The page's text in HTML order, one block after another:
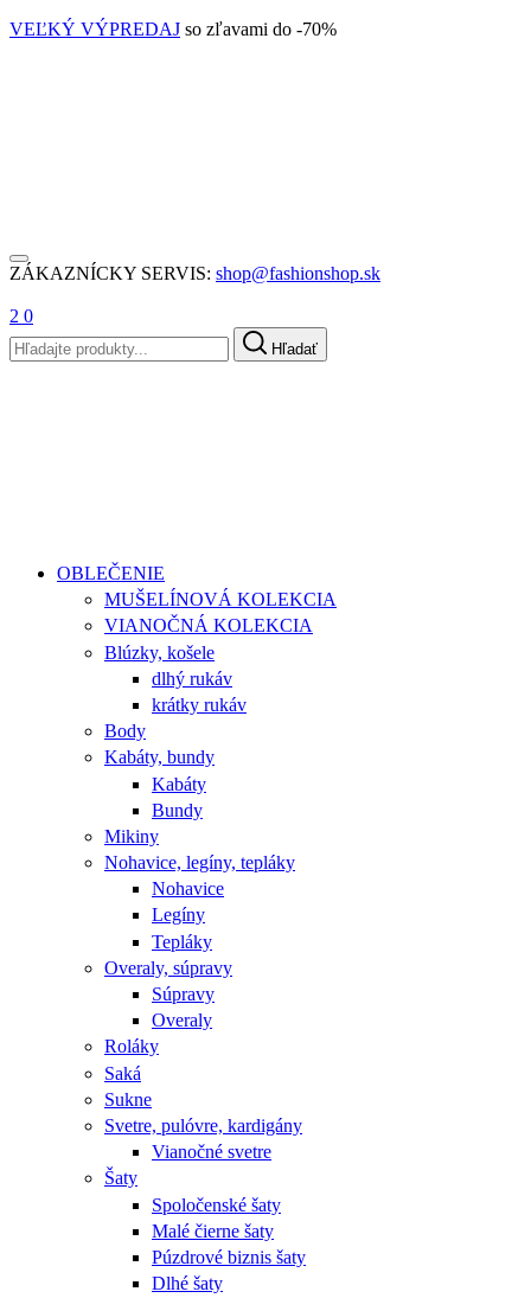
VEĽKÝ VÝPREDAJ so zľavami do -70%
ZÁKAZNÍCKY SERVIS: shop@fashionshop.sk
2 0
Hľadať
OBLEČENIE
MUŠELÍNOVÁ KOLEKCIA
VIANOČNÁ KOLEKCIA
Blúzky, košele
dlhý rukáv
krátky rukáv
Body
Kabáty, bundy
Kabáty
Bundy
Mikiny
Nohavice, legíny, tepláky
Nohavice
Legíny
Tepláky
Overaly, súpravy
Súpravy
Overaly
Roláky
Saká
Sukne
Svetre, pulóvre, kardigány
Vianočné svetre
Šaty
Spoločenské šaty
Malé čierne šaty
Púzdrové biznis šaty
Dlhé šaty